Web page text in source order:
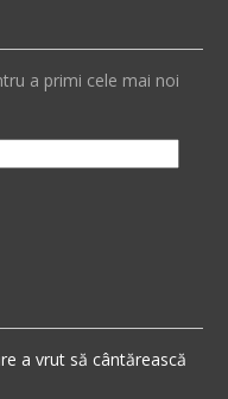
a primi cele mai noi
a vrut să cântărească